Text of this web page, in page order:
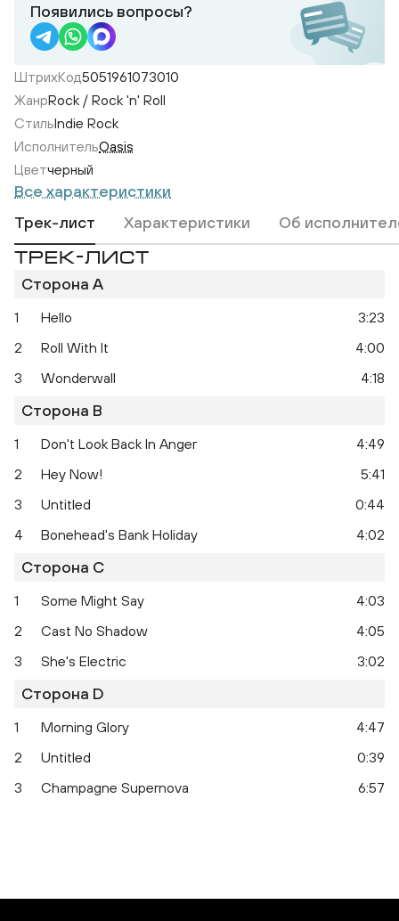
What's The Story Morning Glory?
Появились вопросы?
ШтрихКод5051961073010
ЖанрRock / Rock 'n' Roll
СтильIndie Rock
ИсполнительOasis
Цветчерный
Все характеристики
Трек-лист
Характеристики Об
ТРЕК-ЛИСТ
Сторона A
1 Hello
3:23
2
Roll With It
4:00
3
Wonderwall 4:18
Сторона B
1 Don't Look Back In Anger
4:49
2
Hey Now!
5:41
3
Untitled
0:44
4
Bonehead's Bank Holiday 4:02
Сторона C
1 Some Might Say
4:03
2
Cast No Shadow
4:05
3
She's Electric 3:02
Сторона D
1 Morning Glory
4:47
2
Untitled
0:39
3
Champagne Supernova 6:57